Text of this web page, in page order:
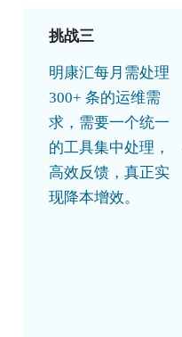
挑战三
明康汇每月需处理
300+ 条的运维需
求，需要一个统一
的工具集中处理，
高效反馈，真正实
现降本增效。